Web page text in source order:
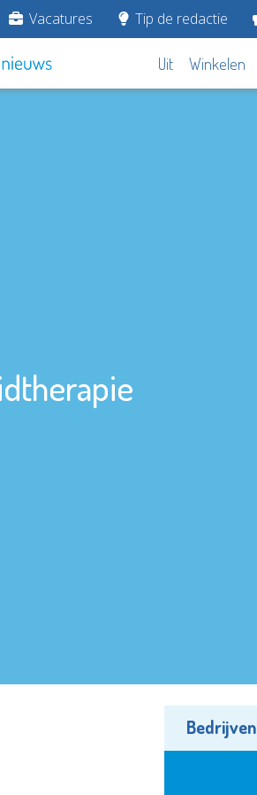
Vacatures Tip de redactie
Uit Winkelen
Bedrijven